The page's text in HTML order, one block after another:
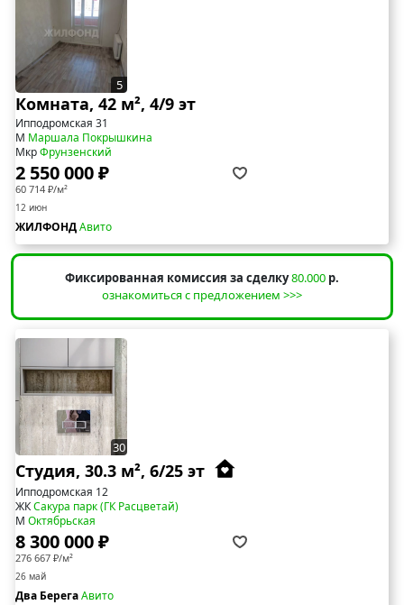
5
Комната, 42 м², 4/9 эт
Ипподромская 31
М Маршала Покрышкина
МкрФрунзенский
2 550 000 ₽
60 714 ₽/м²
12 июн
ЖИЛФОНДАвито
Фиксированная комиссия за сделку80.000 р.
ознакомиться с предложением >>>
30
Студия, 30.3 м², 6/25 эт
Ипподромская 12
ЖКСакура парк (ГК Расцветай)
М Октябрьская
8 300 000 ₽
276 667 ₽/м²
26 май
Два БерегаАвито